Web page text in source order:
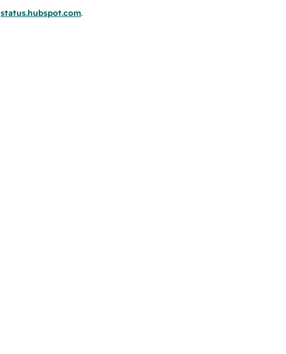
status.hubspot.com.